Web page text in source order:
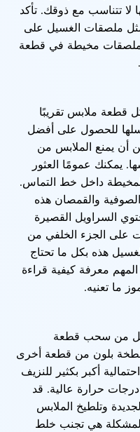
لا تتناسب مع ذوقك. تأكد
ملصقات الغسيل على
مخيطة في قطعة
قطعة ملابس تقريبًا
للحصول على أفضل
أن يمنع الملابس من
يمكنك عمومًا العثور
داخل خط التماس.
والقمصان هذه
السراويل القصيرة
على الجزء الخلفي من
هذه بكل ما تحتاج
معرفة كيفية قراءة
ما تعنيه.
من سحب قطعة
بلون من قطعة أخرى
أكبر بكثير للنزيف
حرارة عالية. قد
وتلطيخ الملابس
هي تجنب خلط